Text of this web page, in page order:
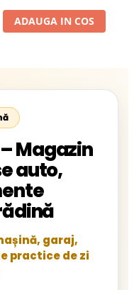
ADAUGA IN COS
Magazin
auto,
garaj,
practice de zi